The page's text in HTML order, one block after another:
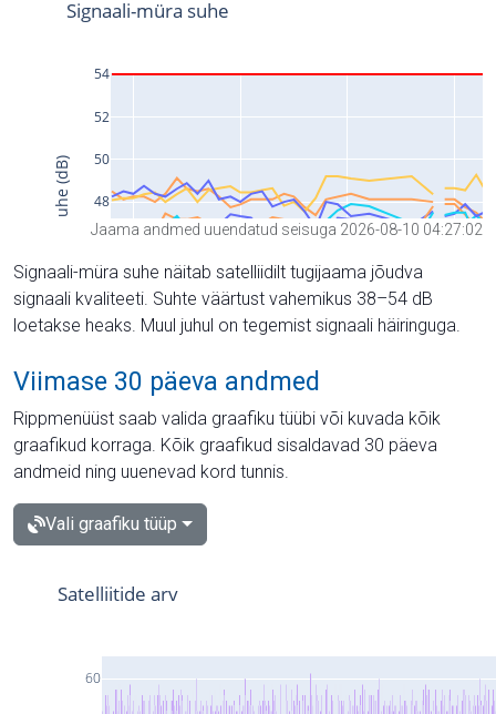
Jaama andmed uuendatud seisuga 2026-08-10 04:27:02
Signaali-müra suhe näitab satelliidilt tugijaama jõudva
signaali kvaliteeti. Suhte väärtust vahemikus 38–54 dB
loetakse heaks. Muul juhul on tegemist signaali häiringuga.
Viimase 30 päeva andmed
Rippmenüüst saab valida graafiku tüübi või kuvada kõik
graafikud korraga. Kõik graafikud sisaldavad 30 päeva
andmeid ning uuenevad kord tunnis.
Vali graafiku tüüp
60
Satelliitide arv